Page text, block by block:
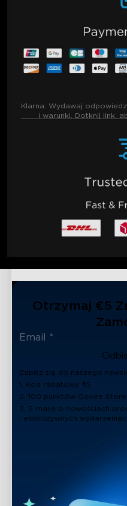
Klarna: Wydawaj
i warunki. Dotknij link,
Otrzymaj €5
Zapisz się do naszego
1. Kod rabatowy €5
2. 100 punktów Govee Store
3. E-maile o nowościach
i ekskluzywnych